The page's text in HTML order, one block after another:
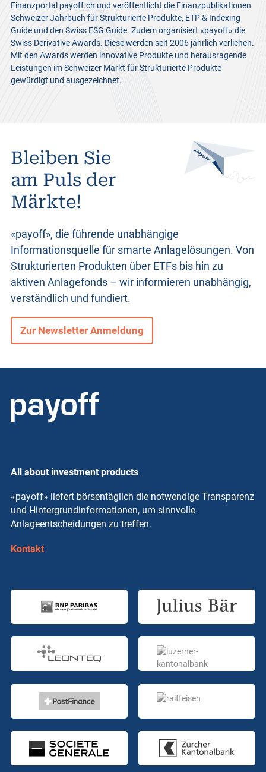
Finanzportal payoff.ch und veröffentlicht die Finanzpublikationen
Schweizer Jahrbuch für Strukturierte Produkte, ETP & Indexing
Guide und den Swiss ESG Guide. Zudem organisiert «payoff» die
Swiss Derivative Awards. Diese werden seit 2006 jährlich verliehen.
Mit den Awards werden innovative Produkte und herausragende
Leistungen im Schweizer Markt für Strukturierte Produkte
gewürdigt und ausgezeichnet.
Bleiben Sie
am Puls der
Märkte!
«payoff», die führende unabhängige
Informationsquelle für smarte Anlagelösungen. Von
Strukturierten Produkten über ETFs bis hin zu
aktiven Anlagefonds – wir informieren unabhängig,
verständlich und fundiert.
Zur Newsletter Anmeldung
All about investment products
«payoff» liefert börsentäglich die notwendige Transparenz
und Hintergrundinformationen, um sinnvolle
Anlageentscheidungen zu treffen.
Kontakt